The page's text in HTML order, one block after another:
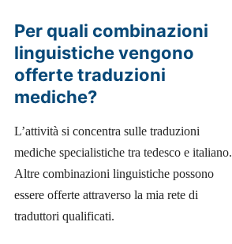
Per quali combinazioni
linguistiche vengono
offerte traduzioni
mediche?
L’attività si concentra sulle traduzioni
mediche specialistiche tra tedesco e italiano.
Altre combinazioni linguistiche possono
essere offerte attraverso la mia rete di
traduttori qualificati.